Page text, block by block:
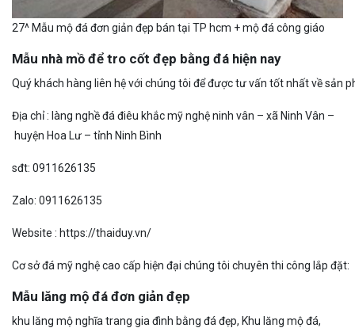
27^ Mẫu mộ đá đơn giản đẹp bán tại TP hcm + mộ đá công giáo
Mẫu nhà mồ để tro cốt đẹp bằng đá hiện nay
Quý khách hàng iên hệvới chúng tôi đểđượctưvấn tốtnhấtvềsản p
Địa chỉ: àng nghềđá điêu khắcmỹnghệninh vân – xã Ninh Vân –
huyện Hoa Lư – tỉnh Ninh Bình
sđt: 091 1626135
Za o: 091 1626135
Website : https://thaiduy.vn/
Cơsởđá mỹnghệcao cấp hiện đại chúng tôi chuyên thi công lắp đặt:
Mẫu lăng mộ đá đơn giản đẹp
khu lăng mộ nghĩa trang gia đình bằng đá đẹp, Khu lăng mộ đá,